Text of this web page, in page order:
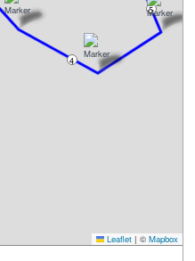
4
5
Leaflet | ©Mapbox